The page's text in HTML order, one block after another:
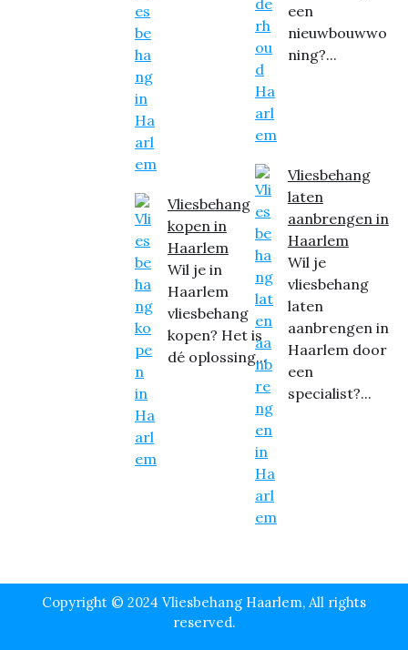
Vliesbehang
kopen in
Haarlem
Wil je in
Haarlem
vliesbehang
kopen? Het is
dé oplossing...
een
nieuwbouwwo
ning?...
Vliesbehang
laten
aanbrengen in
Haarlem
Wil je
vliesbehang
laten
aanbrengen in
Haarlem door
een
specialist?...
Copyright © 2024 Vliesbehang Haarlem, All rights
reserved.